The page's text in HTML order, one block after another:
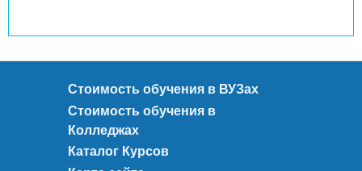
Стоимость обучения в ВУЗах
Стоимость обучения в
Колледжах
Каталог Курсов